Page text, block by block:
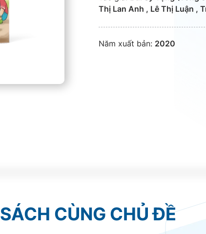
Thị Lan Anh , Lê Thị Luận ,
Năm xuất bản: 2020
SÁCH CÙNG CHỦ ĐỀ